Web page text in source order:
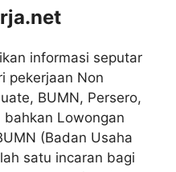
informasi seputar
pekerjaan Non
BUMN, Persero,
bahkan Lowongan
(Badan Usaha
satu incaran bagi